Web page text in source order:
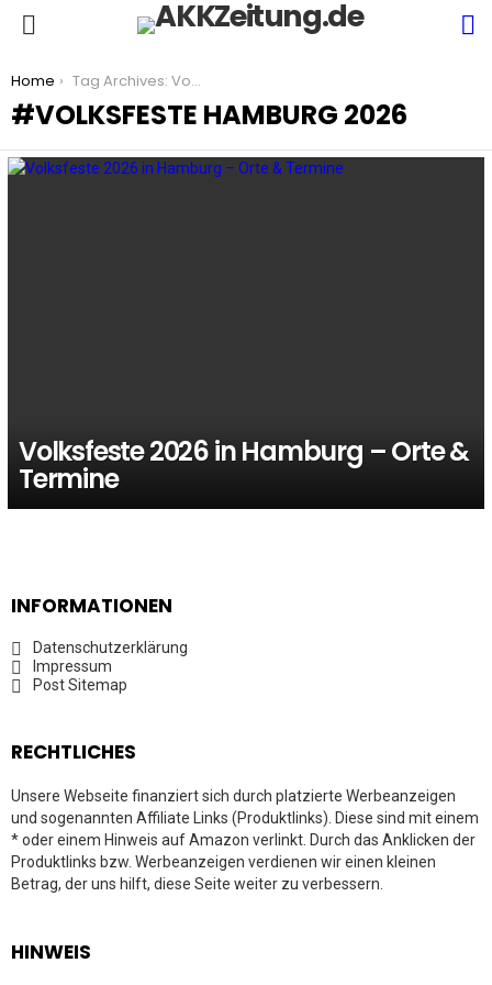
You are here:
Home Tag Archives: Volksfeste Hamburg 2026
VOLKSFESTE HAMBURG 2026
Volksfeste 2026 in Hamburg – Orte &
Termine
INFORMATIONEN
Datenschutzerklärung
Impressum
Post Sitemap
RECHTLICHES
Unsere Webseite finanziert sich durch platzierte Werbeanzeigen
und sogenannten Affiliate Links (Produktlinks). Diese sind mit einem
* oder einem Hinweis auf Amazon verlinkt. Durch das Anklicken der
Produktlinks bzw. Werbeanzeigen verdienen wir einen kleinen
Betrag, der uns hilft, diese Seite weiter zu verbessern.
HINWEIS